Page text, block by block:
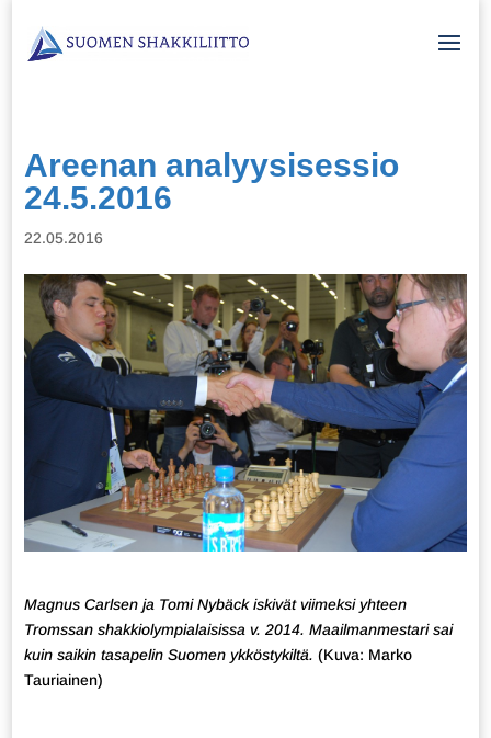
Areenan analyysisessio
24.5.2016
22.05.2016
Magnus Carlsen ja Tomi Nybäck iskivät viimeksi yhteen
Tromssan shakkiolympialaisissa v. 2014. Maailmanmestari sai
kuin saikin tasapelin Suomen ykköstykiltä. (Kuva: Marko
Tauriainen)